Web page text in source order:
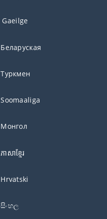
Gaeilge
Беларуская
Туркмен
Soomaaliga
Монгол
ភាសាខ្មែរ
Hrvatski
සිංහල